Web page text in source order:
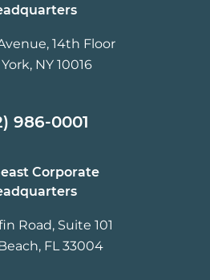
14th Floor
NY 10016
986-0001
Corporate
Road, Suite 101
FL 33004